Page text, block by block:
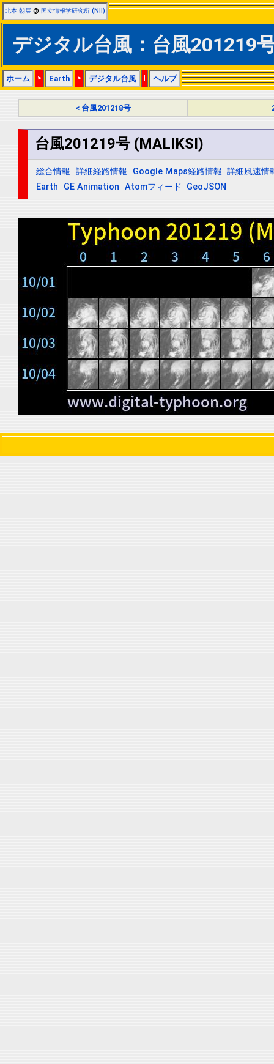
北本 朝展 @ 国立情報学研究所 (NII)
デジタル台風：台風201219
ホーム > Earth > デジタル台風 | ヘルプ
< 台風201218号
台風201219号 (MALIKSI)
総合情報 詳細経路情報 Google Maps経路情報 詳細風速情
Earth
GE Animation Atomフィード GeoJSON